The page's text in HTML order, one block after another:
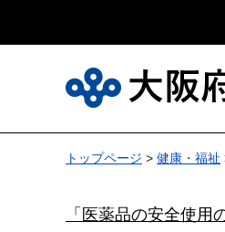
トップページ > 健康・福祉
「医薬品の安全使